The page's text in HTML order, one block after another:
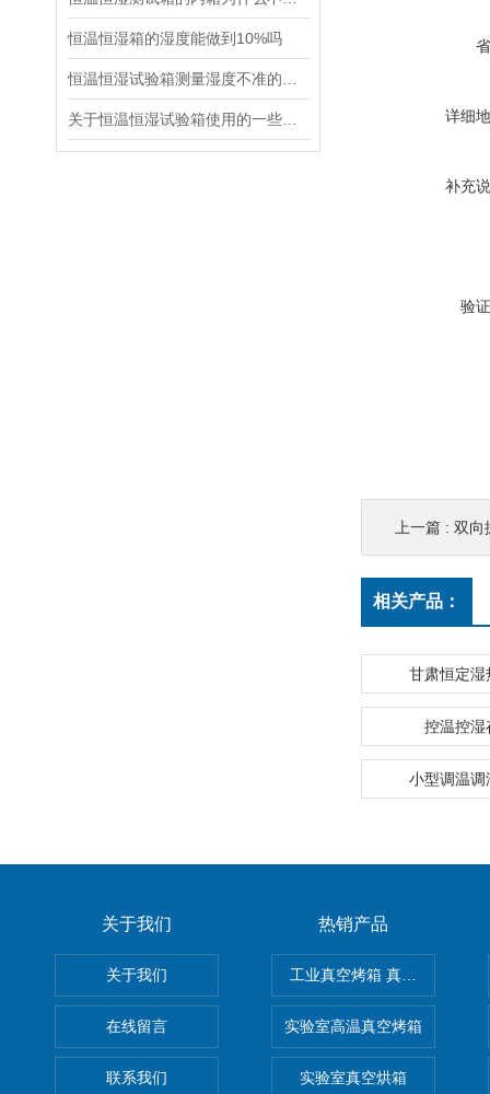
恒温恒湿箱的湿度能做到10%吗
详细
补充
验
上一篇 : 双向
相关产品：
甘肃恒定湿
控温控湿
小型调温调
关于我们
关于我们
在线留言
联系我们
热销产品
工业真空烤箱 真空烘箱
实验室高温真空烤箱
实验室真空烘箱